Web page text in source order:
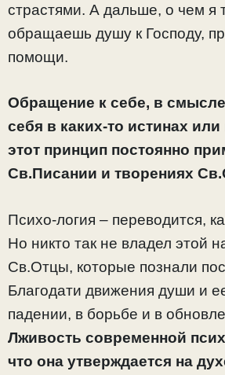
страстями. А дальше, о чем я
обращаешь душу к Господу,
помощи.
Обращение к себе, в
себя в каких-то истинах
этот принцип постоянно
Св.Писании и творениях
Психо-логия – переводится,
Но никто так не владел этой
Св.Отцы, которые познали
Благодати движения души и
падении, в борьбе и в
Лживость современной
что она утверждается на